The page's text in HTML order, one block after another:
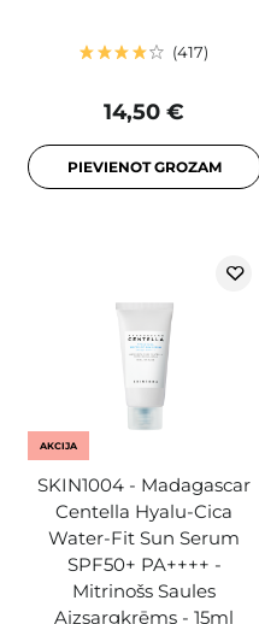
417
14,50 €
PIEVIENOT GROZAM
AKCIJA
SKIN1004 - Madagascar
Centella Hyalu-Cica
Water-Fit Sun Serum
SPF50+ PA++++ -
Mitrinošs Saules
Aizsargkrēms - 15ml